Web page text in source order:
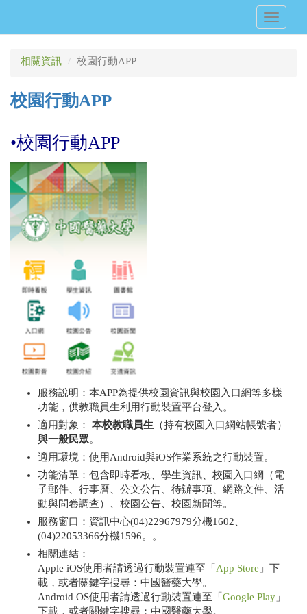
主
Toggle
相關資訊 校園行動APP
校園行動APP
•校園行動APP
服務說明：本APP為提供校園資訊與校園入口網等多樣
功能，供教職員生利用行動裝置平台登入。
適用對象： 本校教職員生 （持有校園入口網站帳號者）
與一般民眾。
適用環境：使用Android與iOS作業系統之行動裝置。
功能清單：包含即時看板、學生資訊、校園入口網（電
子郵件、行事曆、公文公告、待辦事項、網路文件、活
動與問卷調查）、校園公告、校園新聞等。
服務窗口：資訊中心(04)22967979分機1602、
(04)22053366分機1596。。
相關連結：
Apple iOS使用者請透過行動裝置連至「 App Store 」下
載，或者關鍵字搜尋：中國醫藥大學。
Android OS使用者請透過行動裝置連至「 Google Play 」
下載，或者關鍵字搜尋：中國醫藥大學。